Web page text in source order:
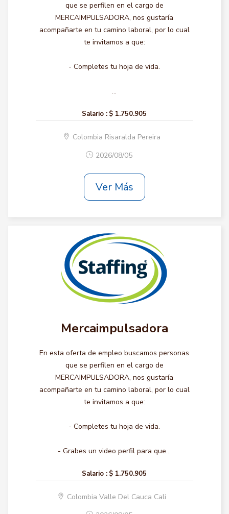
que se perfilen en el cargo de
MERCAIMPULSADORA, nos gustaría
acompañarte en tu camino laboral, por lo cual
te invitamos a que:
- Completes tu hoja de vida.
...
Salario : $ 1.750.905
Colombia Risaralda Pereira
2026/08/05
Ver Más
Mercaimpulsadora
En esta oferta de empleo buscamos personas
que se perfilen en el cargo de
MERCAIMPULSADORA, nos gustaría
acompañarte en tu camino laboral, por lo cual
te invitamos a que:
- Completes tu hoja de vida.
- Grabes un video perfil para que...
Salario : $ 1.750.905
Colombia Valle Del Cauca Cali